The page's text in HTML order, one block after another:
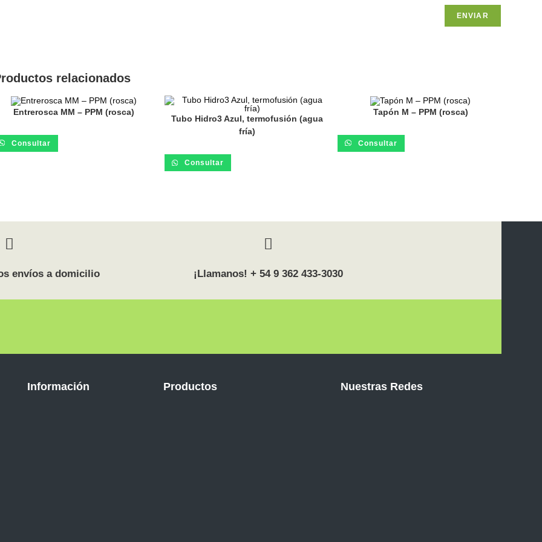
relacionados
Entrerosca MM – PPM (rosca)
Consultar
Tubo Hidro3 Azul, termofusión (agua
fría)
Consultar
Tapón M – PPM (rosca)
Consultar
envíos a domicilio ¡Llamanos! + 54 9 362 433-3030
Información Productos Nuestras Redes